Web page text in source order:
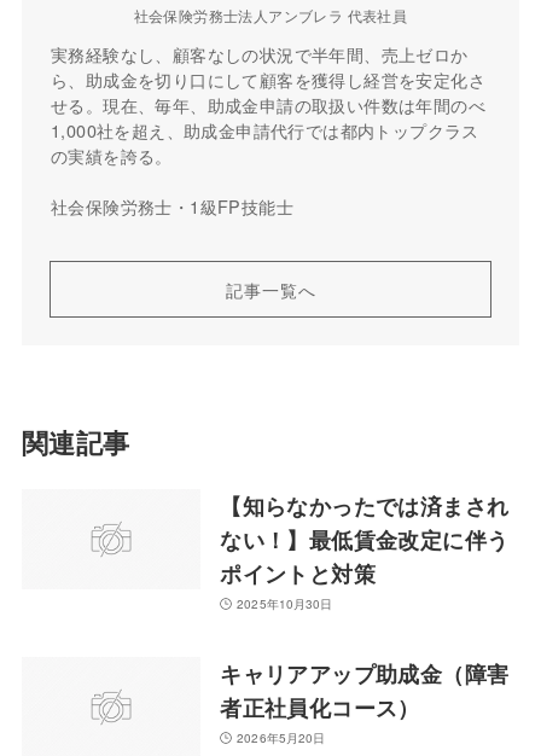
社会保険労務士法人アンブレラ 代表社員
実務経験なし、顧客なしの状況で半年間、売上ゼロか
ら、助成金を切り口にして顧客を獲得し経営を安定化さ
せる。現在、毎年、助成金申請の取扱い件数は年間のべ
1,000社を超え、助成金申請代行では都内トップクラス
の実績を誇る。
社会保険労務士・1級FP技能士
記事一覧へ
関連記事
【知らなかったでは済まされ
ない！】最低賃金改定に伴う
ポイントと対策
2025年10月30日
キャリアアップ助成金（障害
者正社員化コース）
2026年5月20日